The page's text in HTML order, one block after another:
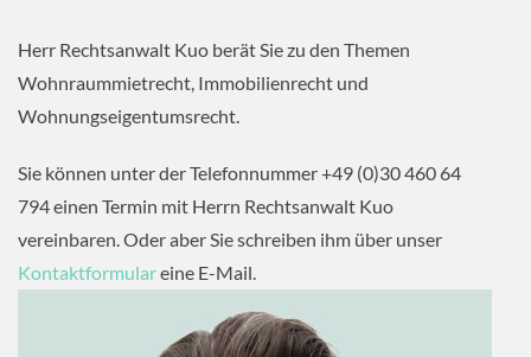
Herr Rechtsanwalt Kuo berät Sie zu den Themen
Wohnraummietrecht, Immobilienrecht und
Wohnungseigentumsrecht.
Sie können unter der Telefonnummer +49 (0)30 460 64
794 einen Termin mit Herrn Rechtsanwalt Kuo
vereinbaren. Oder aber Sie schreiben ihm über unser
Kontaktformulareine E-Mail.